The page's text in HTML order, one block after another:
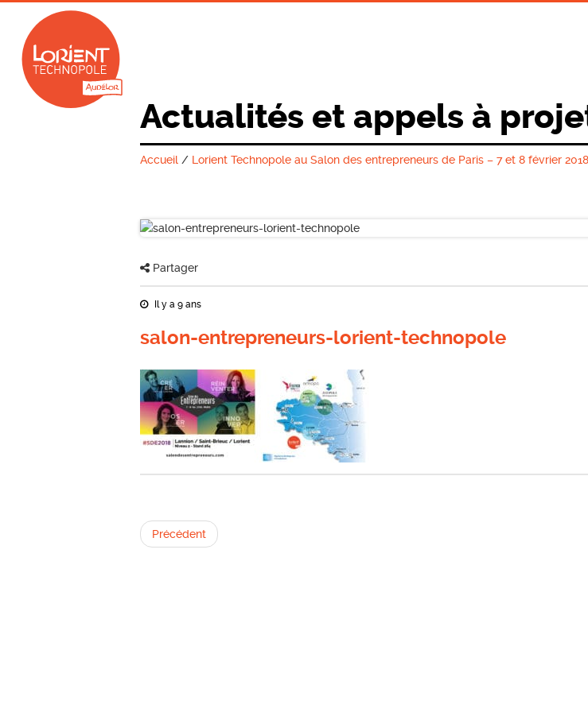
Actualités et appels à
Accueil / Lorient Technopole au Salon des entrepreneurs de Paris – 7 et 8 février 2018
Partager
Il y a 9 ans
salon-entrepreneurs-lorient-technopole
Précédent